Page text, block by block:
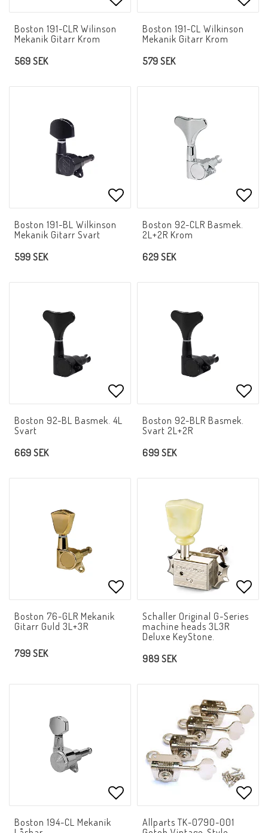
Lägg till i favoritlistan
Boston 191-CLR Wilinson
Mekanik Gitarr Krom
569 SEK
Boston 191-CL Wilkinson
Mekanik Gitarr Krom
579 SEK
Lägg till i favoritlistan
Boston 191-BL Wilkinson
Mekanik Gitarr Svart
599 SEK
Boston 92-CLR Basmek.
2L+2R Krom
629 SEK
Lägg till i favoritlistan
Boston 92-BL Basmek. 4L
Svart
669 SEK
Boston 92-BLR Basmek.
Svart 2L+2R
699 SEK
Lägg till i favoritlistan
Boston 76-GLR Mekanik
Gitarr Guld 3L+3R
799 SEK
Schaller Original G-Series
machine heads 3L3R
Deluxe KeyStone.
989 SEK
Lägg till i favoritlistan
Boston 194-CL Mekanik
Allparts TK-0790-001